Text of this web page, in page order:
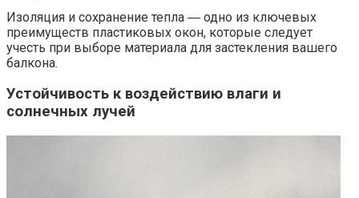
Изоляция и сохранение тепла ― одно из ключевых
преимуществ пластиковых окон, которые следует
учесть при выборе материала для застекления вашего
балкона.
Устойчивость к воздействию влаги и
солнечных лучей